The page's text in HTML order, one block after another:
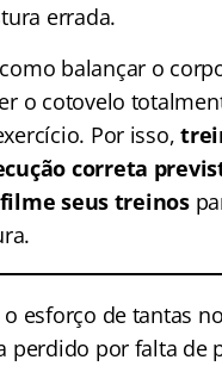
errada.
balançar o
o cotovelo
Por isso,
correta
filme seus treinos
esforço de tantas
perdido por falta de